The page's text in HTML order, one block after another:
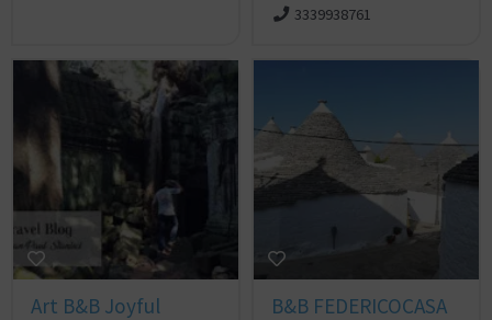
3339938761
Art B&B Joyful
B&B FEDERICOCASA